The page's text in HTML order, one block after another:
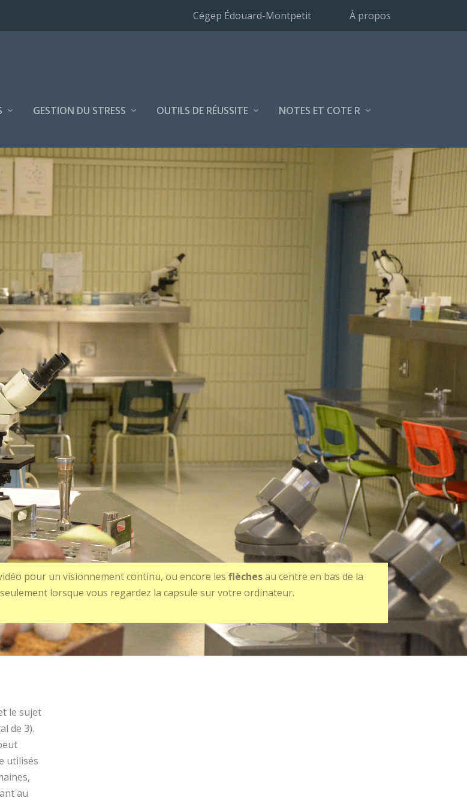
Cégep Édouard-Montpetit À propos
GESTION DU STRESS OUTILS DE RÉUSSITE NOTES ET COTE R
pour un visionnement continu, ou encore les flèchesau centre en bas de la
lorsque vous regardez la capsule sur votre ordinateur.
le sujet
de 3).
utilisés
au